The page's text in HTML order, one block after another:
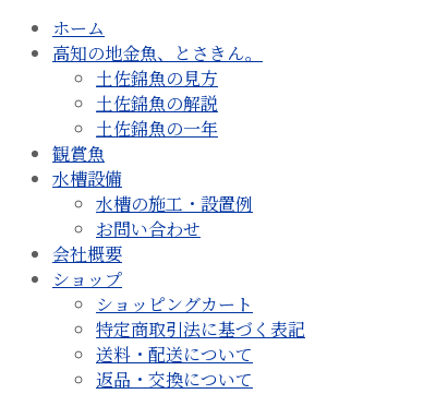
ホーム
高知の地金魚、とさきん。
土佐錦魚の見方
土佐錦魚の解説
土佐錦魚の一年
観賞魚
水槽設備
水槽の施工・設置例
お問い合わせ
会社概要
ショップ
ショッピングカート
特定商取引法に基づく表記
送料・配送について
返品・交換について